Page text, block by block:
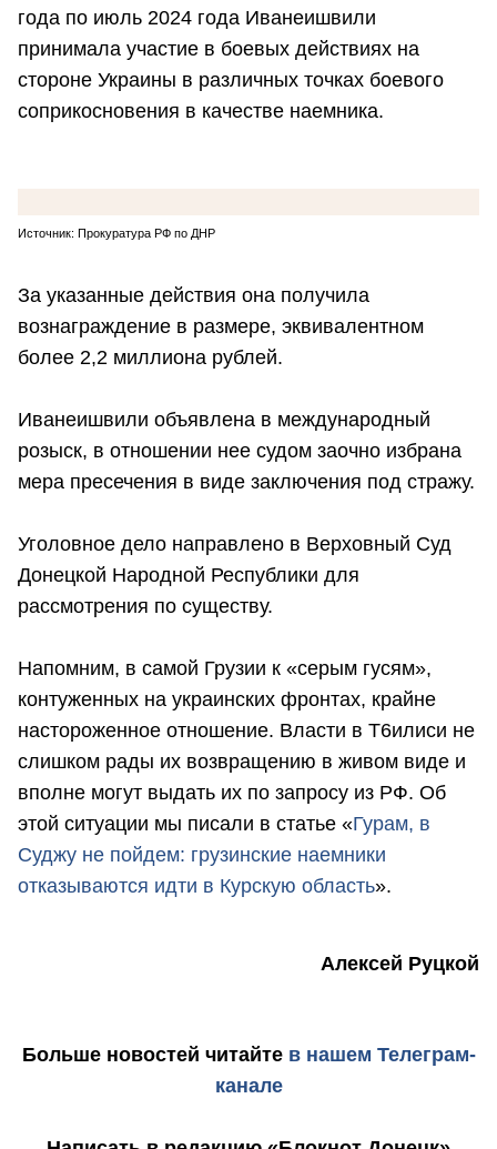
года по июль 2024 года Иванеишвили
принимала участие в боевых действиях на
стороне Украины в различных точках боевого
соприкосновения в качестве наемника.
Источник: Прокуратура РФ по ДНР
За указанные действия она получила
вознаграждение в размере, эквивалентном
более 2,2 миллиона рублей.
Иванеишвили объявлена в международный
розыск, в отношении нее судом заочно избрана
мера пресечения в виде заключения под стражу.
Уголовное дело направлено в Верховный Суд
Донецкой Народной Республики для
рассмотрения по существу.
Напомним, в самой Грузии к «серым гусям»,
контуженных на украинских фронтах, крайне
настороженное отношение. Власти в Т6илиси не
слишком рады их возвращению в живом виде и
вполне могут выдать их по запросу из РФ. Об
этой ситуации мы писали в статье «Гурам, в
Суджу не пойдем: грузинские наемники
отказываются идти в Курскую область».
Алексей Руцкой
Больше новостей читайте в нашем Телеграм-
канале